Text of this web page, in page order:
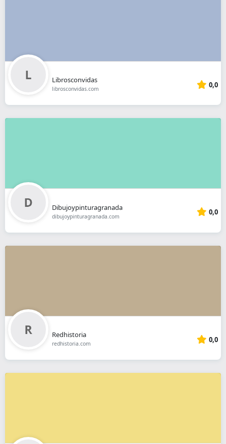
Librosconvidas
librosconvidas.com 0,0
Dibujoypinturagranada
dibujoypinturagranada.com 0,0
Redhistoria
redhistoria.com 0,0